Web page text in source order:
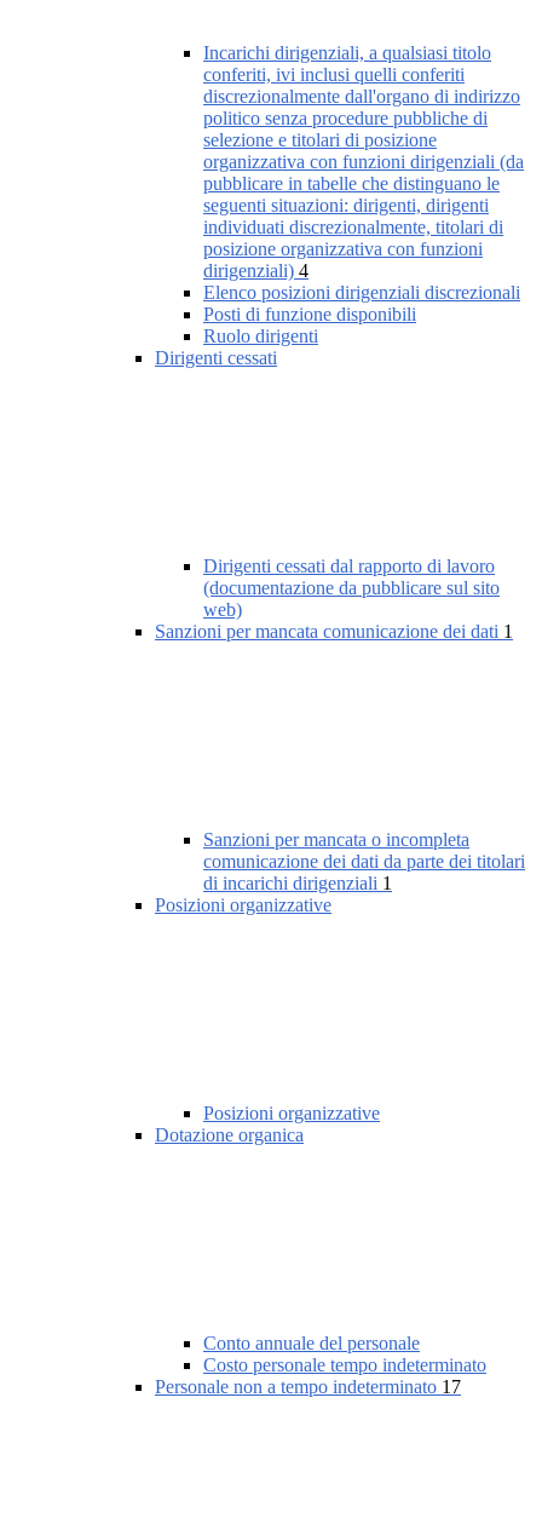
Incarichi dirigenziali, a qualsiasi titolo
conferiti, ivi inclusi quelli conferiti
discrezionalmente dall'organo di indirizzo
politico senza procedure pubbliche di
selezione e titolari di posizione
organizzativa con funzioni dirigenziali (da
pubblicare in tabelle che distinguano le
seguenti situazioni: dirigenti, dirigenti
individuati discrezionalmente, titolari di
posizione organizzativa con funzioni
dirigenziali) 4
Elenco posizioni dirigenziali discrezionali
Posti di funzione disponibili
Ruolo dirigenti
Dirigenti cessati
Dirigenti cessati dal rapporto di lavoro
(documentazione da pubblicare sul sito
web)
Sanzioni per mancata comunicazione dei dati 1
Sanzioni per mancata o incompleta
comunicazione dei dati da parte dei titolari
di incarichi dirigenziali 1
Posizioni organizzative
Posizioni organizzative
Dotazione organica
Conto annuale del personale
Costo personale tempo indeterminato
Personale non a tempo indeterminato 17